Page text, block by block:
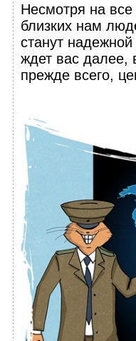
Несмотря на
близких нам
станут
ждет вас далее,
прежде всего,